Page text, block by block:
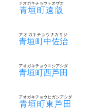
青垣町遠阪
アオガキチョウトオザカ
青垣町中佐治
アオガキチョウナカサジ
青垣町西芦田
アオガキチョウニシアシダ
青垣町東芦田
アオガキチョウヒガシアシダ